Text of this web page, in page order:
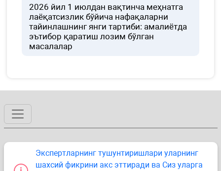
2026 йил 1 июлдан вақтинча меҳнатга
лаёқатсизлик бўйича нафақаларни
тайинлашнинг янги тартиби: амалиётда
эътибор қаратиш лозим бўлган
масалалар
Экспертларнинг тушунтиришлари уларнинг
шахсий фикрини акс эттиради ва Сиз уларга